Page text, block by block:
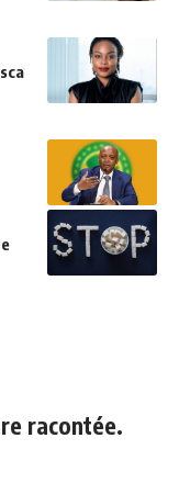
racontée.